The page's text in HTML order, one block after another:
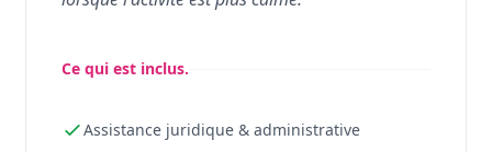
Ce qui est inclus.
Assistance juridique & administrative